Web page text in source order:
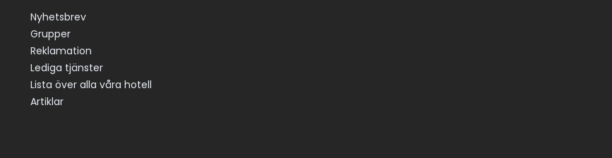
Nyhetsbrev
Grupper
Reklamation
Lediga tjänster
Lista över alla våra hotell
Artiklar